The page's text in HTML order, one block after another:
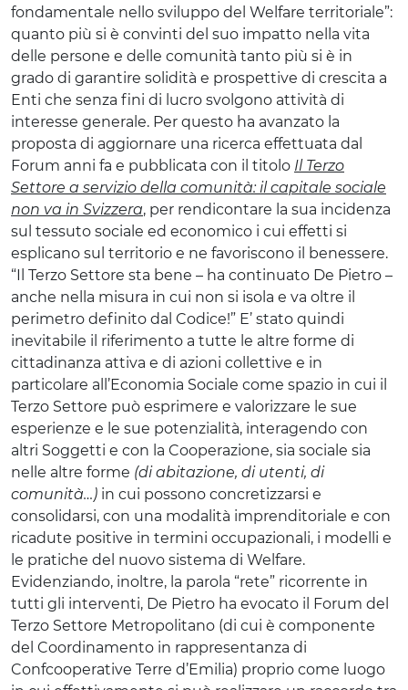
fondamentale nello sviluppo del Welfare territoriale”:
quanto più si è convinti del suo impatto nella vita
delle persone e delle comunità tanto più si è in
grado di garantire solidità e prospettive di crescita a
Enti che senza fini di lucro svolgono attività di
interesse generale. Per questo ha avanzato la
proposta di aggiornare una ricerca effettuata dal
Forum anni fa e pubblicata con il titolo Il Terzo
Settore a servizio della comunità: il capitale sociale
non va in Svizzera, per rendicontare la sua incidenza
sul tessuto sociale ed economico i cui effetti si
esplicano sul territorio e ne favoriscono il benessere.
“Il Terzo Settore sta bene – ha continuato De Pietro –
anche nella misura in cui non si isola e va oltre il
perimetro definito dal Codice!” E’ stato quindi
inevitabile il riferimento a tutte le altre forme di
cittadinanza attiva e di azioni collettive e in
particolare all’Economia Sociale come spazio in cui il
Terzo Settore può esprimere e valorizzare le sue
esperienze e le sue potenzialità, interagendo con
altri Soggetti e con la Cooperazione, sia sociale sia
nelle altre forme (di abitazione, di utenti, di
comunità…) in cui possono concretizzarsi e
consolidarsi, con una modalità imprenditoriale e con
ricadute positive in termini occupazionali, i modelli e
le pratiche del nuovo sistema di Welfare.
Evidenziando, inoltre, la parola “rete” ricorrente in
tutti gli interventi, De Pietro ha evocato il Forum del
Terzo Settore Metropolitano (di cui è componente
del Coordinamento in rappresentanza di
Confcooperative Terre d’Emilia) proprio come luogo